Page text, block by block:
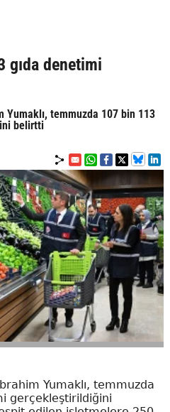
gıda denetimi
Yumaklı, temmuzda 107 bin 113
belirtti
Yumaklı, temmuzda
gerçekleştirildiğini